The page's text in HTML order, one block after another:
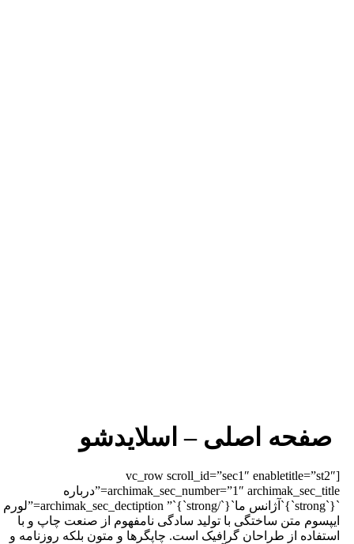
صفحه اصلی – اسلایدشو
[vc_row scroll_id=”sec1″ enabletitle=”st2″
archimak_sec_number=”1″ archimak_sec_title=”درباره
`{`strong`}`آژانس ما`{`/strong`}`” archimak_sec_dectiption=”لورم
متن ساختگی با تولید سادگی نامفهوم از صنعت چاپ و با
از طراحان گرافیک است. چاپگرها و متون بلکه روزنامه و